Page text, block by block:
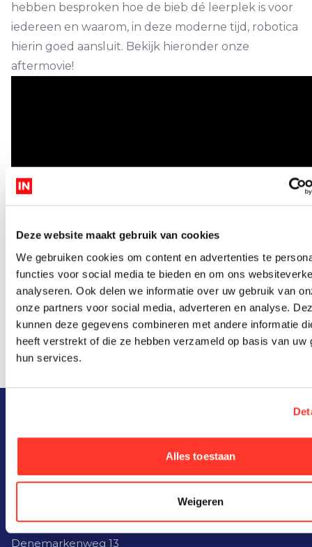
Deze website maakt gebruik van cookies
We gebruiken cookies om content en advertenties te
functies voor social media te bieden en om ons
analyseren. Ook delen we informatie over uw gebruik van
onze partners voor social media, adverteren en analyse.
kunnen deze gegevens combineren met andere informatie
heeft verstrekt of die ze hebben verzameld op basis van uw
hun services.
Alles toestaan
Weigeren
hebben besproken hoe de bieb dé leerplek is voor
iedereen en waarom, in deze moderne tijd, robotica
hierin goed aansluit. Bekijk hieronder onze
aftermovie!
Meer weten over deze dag? Neemcontact met ons
op, we vertellen je er graag meer over.
Bieslook 2E
0316-745300
Denemarkenweg 13